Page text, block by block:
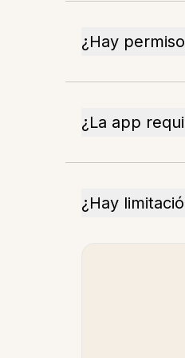
¿Hay
¿La app
¿Hay